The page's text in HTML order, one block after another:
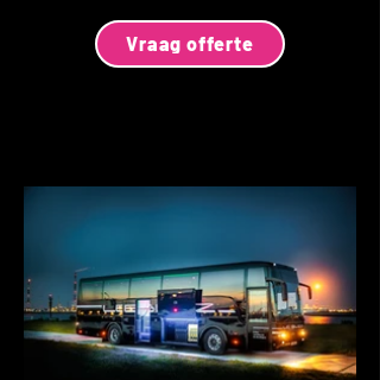
Vraag offerte